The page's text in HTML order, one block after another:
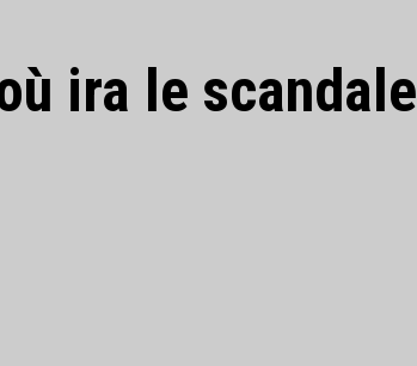
ira le scandale